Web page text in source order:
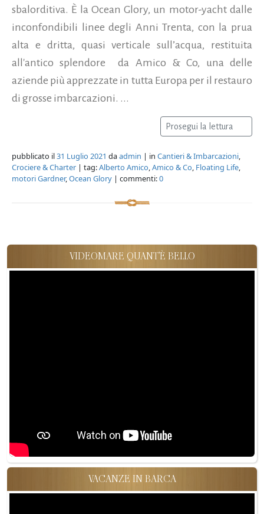
sbalorditiva. È la Ocean Glory, un motor-yacht dalle
inconfondibili linee degli Anni Trenta, con la prua
alta e dritta, quasi verticale sull’acqua, restituita
all'antico splendore da Amico & Co, una delle
aziende più apprezzate in tutta Europa per il restauro
di grosse imbarcazioni. ...
Prosegui la lettura
pubblicato il31 Luglio 2021 daadmin | in Cantieri & Imbarcazioni,
Crociere & Charter | tag:Alberto Amico,Amico & Co, Floating Life,
motori Gardner,Ocean Glory | commenti:0
VIDEOMARE QUANT'È BELLO
VACANZE IN BARCA